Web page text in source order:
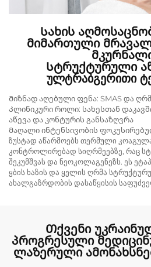
Სახის
Მიმართული
Სტრუქტურული
Ულტრაბგერითი
Მიზნად აღებული ფენა: SMAS და
Კლინიკური როლი: სახესთან
აწევა და კონტურის განსაზღვრა
Მაღალი ინტენსივობის
ზუსტად აწარმოებს თერმული
კონტროლირებად სიღრმეებზე, რაც
შეკუმშვას და ნეოკოლაგენეზს. ეს
ყბის ხაზის და ყელის ღრმა
ახალგაზრდობის დასაწყისის
Თქვენი
Პროგრესული
Ლაზერული